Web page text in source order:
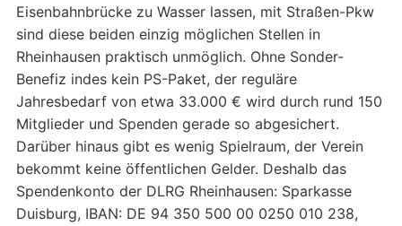
Eisenbahnbrücke zu Wasser lassen, mit Straßen-Pkw
sind diese beiden einzig möglichen Stellen in
Rheinhausen praktisch unmöglich. Ohne Sonder-
Benefiz indes kein PS-Paket, der reguläre
Jahresbedarf von etwa 33.000 € wird durch rund 150
Mitglieder und Spenden gerade so abgesichert.
Darüber hinaus gibt es wenig Spielraum, der Verein
bekommt keine öffentlichen Gelder. Deshalb das
Spendenkonto der DLRG Rheinhausen: Sparkasse
Duisburg, IBAN: DE 94 350 500 00 0250 010 238,